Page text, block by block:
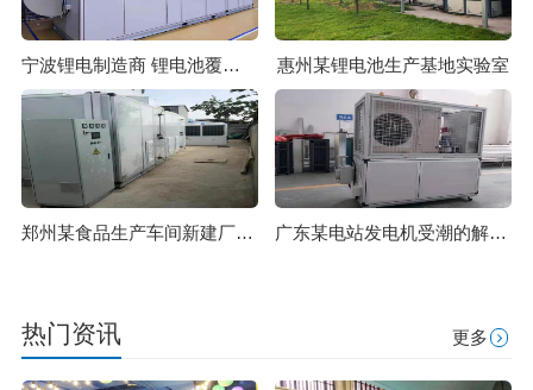
宁波锂电制造商 锂电池覆膜生产车间除湿项目 惠州某锂电池生产基地实验室
郑州某食品生产车间新建厂房净化 广东某电站发电机受潮的解决方案
热门资讯 更多